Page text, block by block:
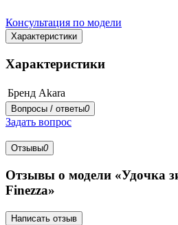
Консультация по модели
Характеристики
Характеристики
Бренд Akara
Вопросы / ответы0
Задать вопрос
Отзывы0
Отзывы о модели «Удочка
Finezza»
Написать отзыв